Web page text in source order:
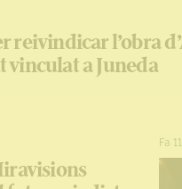
reivindicar l’obra
vinculat a Juneda
Fa